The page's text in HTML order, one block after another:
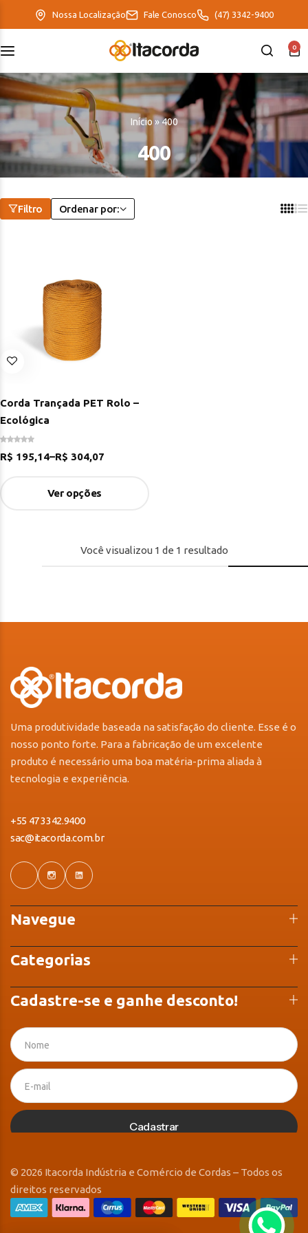
Nossa Localização Fale Conosco (47) 3342-9400
0
Início » 400
400
Filtro Ordenar por:
Corda Trançada PET Rolo –
Ecológica
R$ 195,14–R$ 304,07
Ver opções
Você visualizou 1 de 1 resultado
Uma produtividade baseada na satisfação do cliente. Esse é o
nosso ponto forte. Para a fabricação de um excelente
produto é necessário uma boa matéria-prima aliada à
tecnologia e experiência.
+55 47 3342.9400
sac@itacorda.com.br
Navegue
Categorias
Cadastre-se e ganhe desconto!
Cadastrar
© 2026 Itacorda Indústria e Comércio de Cordas – Todos os
direitos reservados
EcoFriendly
ItaMaxx